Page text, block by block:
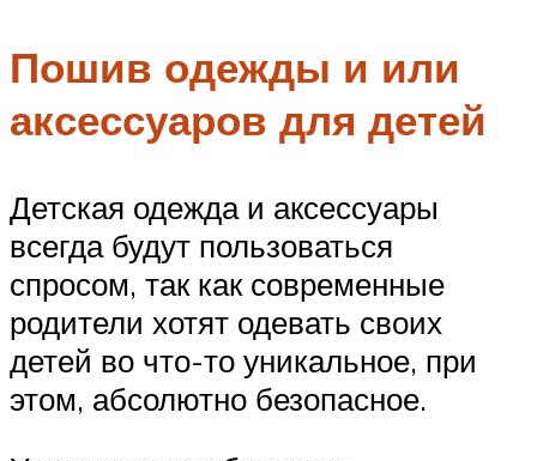
Пошив одежды и или
аксессуаров для детей
Детская одежда и аксессуары
всегда будут пользоваться
спросом, так как современные
родители хотят одевать своих
детей во что-то уникальное, при
этом, абсолютно безопасное.